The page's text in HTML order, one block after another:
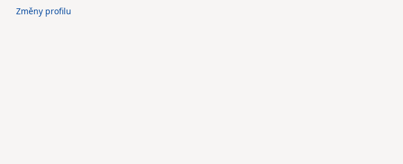
Změny profilu